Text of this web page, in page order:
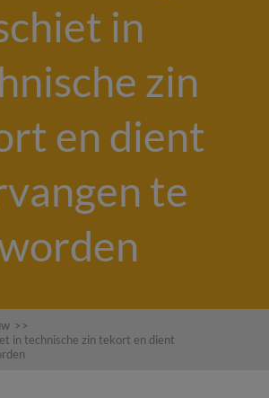
in
zin
en dient
te
>>
in technische zin tekort en dient